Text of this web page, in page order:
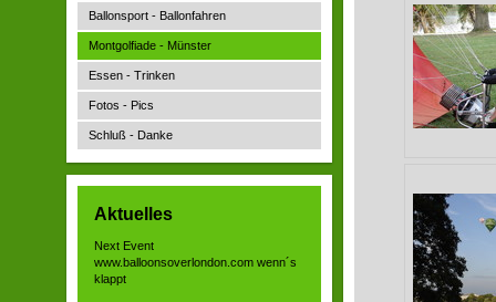
Ballonsport - Ballonfahren
Montgolfiade - Münster
Essen - Trinken
Fotos - Pics
Schluß - Danke
Aktuelles
Next Event
www.balloonsoverlondon.com wenn´s
klappt